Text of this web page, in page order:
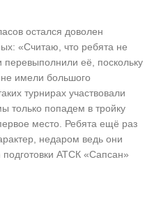
остался доволен
«Считаю, что ребята не
перевыполнили её, поскольку
имели большого
турнирах участвовали
только попадем в тройку
место. Ребята ещё раз
недаром ведь они
АТСК «Сапсан»